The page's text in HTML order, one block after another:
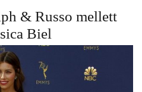
& Russo mellett
Biel